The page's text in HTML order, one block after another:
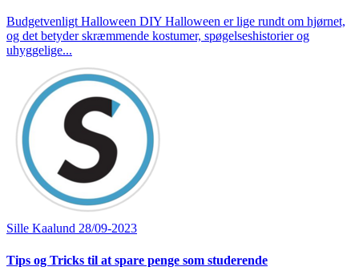
Budgetvenligt Halloween DIY Halloween er lige rundt om hjørnet,
og det betyder skræmmende kostumer, spøgelseshistorier og
uhyggelige...
Sille Kaalund 28/09-2023
Tips og Tricks til at spare penge som studerende